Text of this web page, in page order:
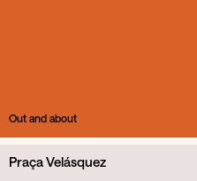
Out and about
Praça Velásquez